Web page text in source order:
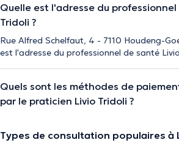
Quelle est l'adresse du
Tridoli ?
Rue Alfred Schelfaut, 4 - 7110 Houdeng-
est l'adresse du professionnel de santé
Quels sont les méthodes de
par le praticien Livio Tridoli ?
Types de consultation populaires à